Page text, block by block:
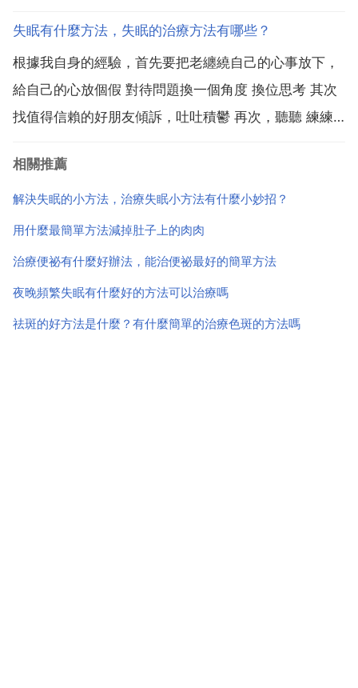
薰沉香還有，這個方法看看 百合粥 做法 生百合100
克，粳米100克，洗淨，加水1000毫升，煮至...
失眠有什麼方法，失眠的治療方法有哪些？
根據我自身的經驗，首先要把老纏繞自己的心事放下，
給自己的心放個假 對待問題換一個角度 換位思考 其次
找值得信賴的好朋友傾訴，吐吐積鬱 再次，聽聽 練練
律的作息，晚上睡前喝杯溫開水或牛奶或蜂蜜水 一小湯
勺蜜衝180 200毫升溫開水 清晨空腹喝一杯淡...
相關推薦
解決失眠的小方法，治療失眠小方法有什麼小妙招？
用什麼最簡單方法減掉肚子上的肉肉
治療便祕有什麼好辦法，能治便祕最好的簡單方法
夜晚頻繁失眠有什麼好的方法可以治療嗎
祛斑的好方法是什麼？有什麼簡單的治療色斑的方法嗎